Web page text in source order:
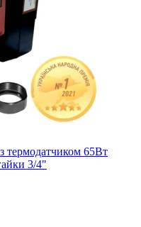
термодатчиком 65Вт
3/4"